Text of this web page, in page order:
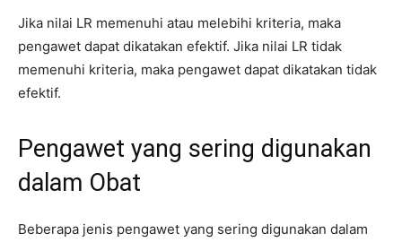
Jika nilai LR memenuhi atau melebihi kriteria, maka
pengawet dapat dikatakan efektif. Jika nilai LR tidak
memenuhi kriteria, maka pengawet dapat dikatakan tidak
efektif.
Pengawet yang sering digunakan
dalam Obat
Beberapa jenis pengawet yang sering digunakan dalam